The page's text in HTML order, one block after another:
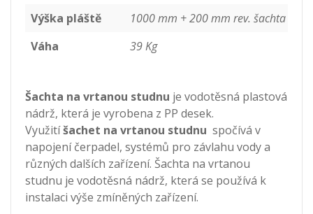
Výška pláště
1000 mm + 200 mm rev. šachta
Váha
39 Kg
Šachta na vrtanou studnu je vodotěsná plastová
nádrž, která je vyrobena z PP desek.
Využitíšachet na vrtanou studnu spočívá v
napojení čerpadel, systémů pro závlahu vody a
různých dalších zařízení. Šachta na vrtanou
studnu je vodotěsná nádrž, která se používá k
instalaci výše zmíněných zařízení.